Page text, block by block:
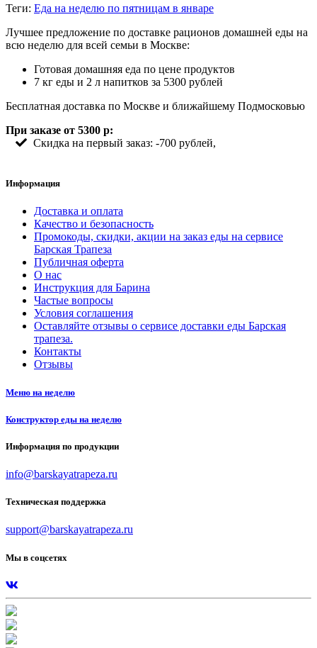
Теги: Еда на неделю по пятницам в январе
Лучшее предложение по доставке рационов домашней еды на
всю неделю для всей семьи в Москве:
Готовая домашняя еда по цене продуктов
7 кг еды и 2 л напитков за 5300 рублей
Бесплатная доставка по Москве и ближайшему Подмосковью
При заказе от 5300 р:
Скидка на первый заказ: -700 рублей,
Информация
Доставка и оплата
Качество и безопасность
Промокоды, скидки, акции на заказ еды на сервисе
Барская Трапеза
Публичная оферта
О нас
Инструкция для Барина
Частые вопросы
Условия соглашения
Оставляйте отзывы о сервисе доставки еды Барская
трапеза.
Контакты
Отзывы
Меню на неделю
Конструктор еды на неделю
Информация по продукции
info@barskayatrapeza.ru
Техническая поддержка
support@barskayatrapeza.ru
Мы в соцсетях